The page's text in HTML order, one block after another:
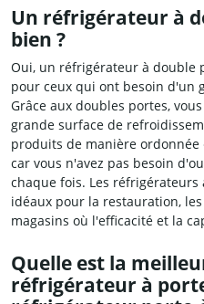
Un réfrigérateur à
bien ?
Oui, un réfrigérateur à double
pour ceux qui ont besoin d'un
Grâce aux doubles portes,
grande surface de
produits de manière
car vous n'avez pas besoin
chaque fois. Les
idéaux pour la restauration,
magasins où l'efficacité et la
Quelle est la
réfrigérateur à